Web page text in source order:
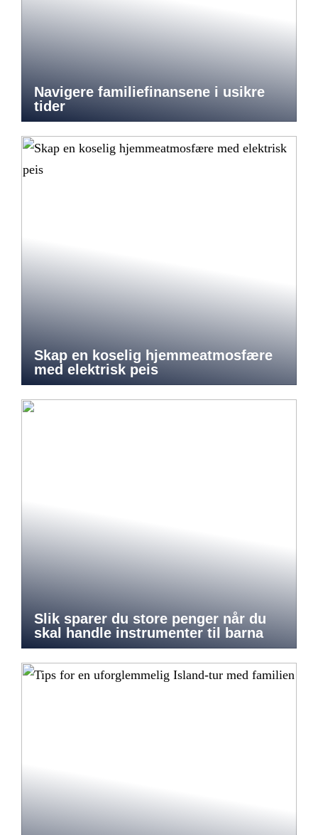
Navigere familiefinansene i usikre
tider
Skap en koselig hjemmeatmosfære
med elektrisk peis
Slik sparer du store penger når du
skal handle instrumenter til barna